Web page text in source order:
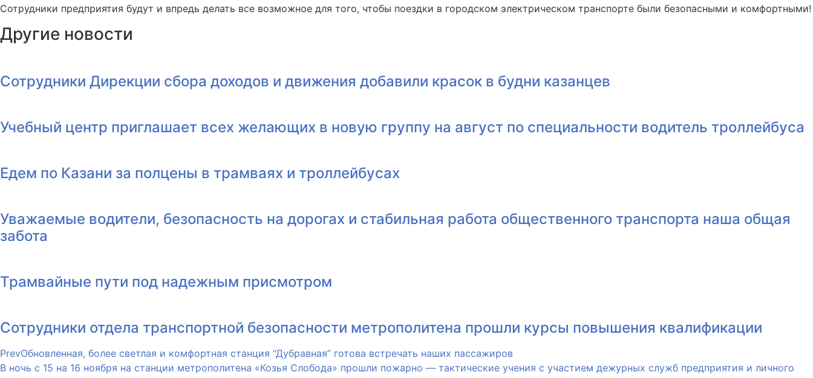
Сотрудники предприятия будут и впредь делать все возможное для того, чтобы поездки в городском электрическом транспорте были безопасными и комфортными!
Другие новости
Сотрудники Дирекции сбора доходов и движения добавили красок в будни казанцев
Учебный центр приглашает всех желающих в новую группу на август по специальности водитель троллейбуса
Едем по Казани за полцены в трамваях и троллейбусах
Уважаемые водители, безопасность на дорогах и стабильная работа общественного транспорта наша общая
забота
Трамвайные пути под надежным присмотром
Сотрудники отдела транспортной безопасности метрополитена прошли курсы повышения квалификации
PrevОбновленная, более светлая и комфортная станция “Дубравная” готова встречать наших пассажиров
В ночь с 15 на 16 ноября на станции метрополитена «Козья Слобода» прошли пожарно — тактические учения с участием дежурных служб предприятия и личного